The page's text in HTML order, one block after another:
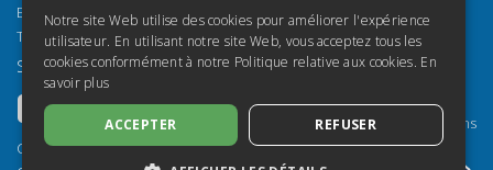
Email: helpdesk@torrossa.com
Tel:
+39 055 5018800
SUIVEZ-NOUS
Copyright 2000-2026
NOS RESSOURCES
Torrossa pour Institutions
Torrossa Open
SPANISH
FRENCH
ENGLISH
GERMAN
Notre site Web utilise des cookies pour améliorer l'expérience
utilisateur. En utilisant notre site Web, vous acceptez tous les
cookies conformément à notre Politique relative aux cookies. En
savoir plus
ACCEPTER REFUSER